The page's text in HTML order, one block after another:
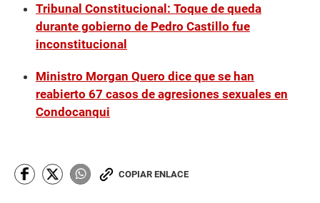
Tribunal Constitucional: Toque de queda
durante gobierno de Pedro Castillo fue
inconstitucional
Ministro Morgan Quero dice que se han
reabierto 67 casos de agresiones sexuales en
Condocanqui
COPIAR ENLACE